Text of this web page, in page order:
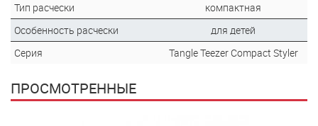
Тип расчески
компактная
Особенность расчески
для детей
Серия
Tangle Teezer Compact Styler
ПРОСМОТРЕННЫЕ